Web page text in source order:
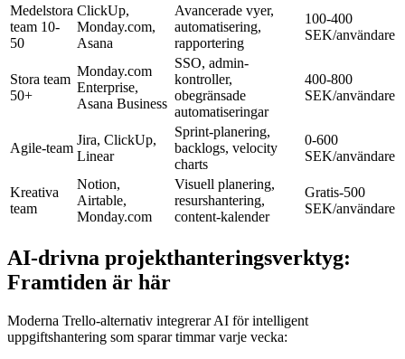
Medelstora
team 10-
50
ClickUp,
Monday.com,
Asana
Avancerade vyer,
automatisering,
rapportering
100-400
SEK/användare
Stora team
50+
Monday.com
Enterprise,
Asana Business
SSO, admin-
kontroller,
obegränsade
automatiseringar
400-800
SEK/användare
Agile-team
Jira, ClickUp,
Linear
Sprint-planering,
backlogs, velocity
charts
0-600
SEK/användare
Kreativa
team
Notion,
Airtable,
Monday.com
Visuell planering,
resurshantering,
content-kalender
Gratis-500
SEK/användare
AI-drivna projekthanteringsverktyg:
Framtiden är här
Moderna Trello-alternativ integrerar AI för intelligent
uppgiftshantering som sparar timmar varje vecka: